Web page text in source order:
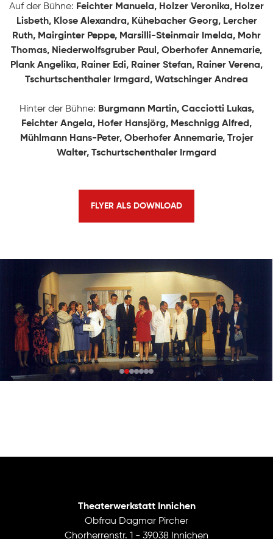
ÜBER UNS
Geschichte
Mitwirkende
KONTAKT
Auf der Bühne: Feichter Manuela, Holzer Veronika, Holzer
Lisbeth, Klose Alexandra, Kühebacher Georg, Lercher
Ruth, Mairginter Peppe, Marsilli-Steinmair Imelda, Mohr
Thomas, Niederwolfsgruber Paul, Oberhofer Annemarie,
Plank Angelika, Rainer Edi, Rainer Stefan, Rainer Verena,
Tschurtschenthaler Irmgard, Watschinger Andrea
Hinter der Bühne: Burgmann Martin, Cacciotti Lukas,
Feichter Angela, Hofer Hansjörg, Meschnigg Alfred,
Mühlmann Hans-Peter, Oberhofer Annemarie, Trojer
Walter, Tschurtschenthaler Irmgard
FLYER ALS DOWNLOAD
Theaterwerkstatt Innichen
Obfrau Dagmar Pircher
Chorherrenstr. 1 - 39038 Innichen